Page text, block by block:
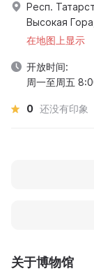
关于博物馆
Респ.
Высокая
在地图上显示
开放时间:
周一至周五
0 还没有印象